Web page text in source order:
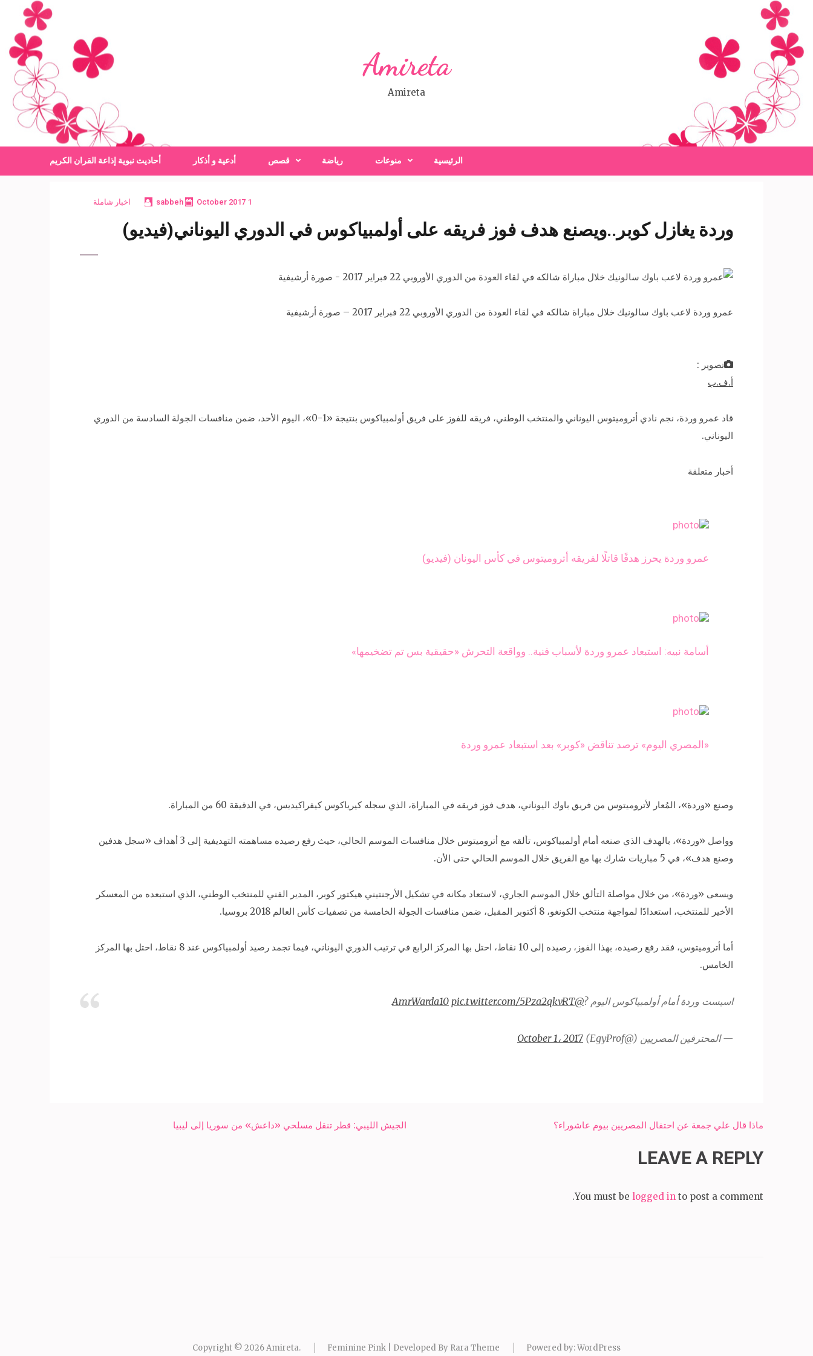
content
(Press
Enter)
Amireta
Amireta
الرئيسية منوعات رياضة قصص أدعية و أذكار أحاديث نبوية إذاعة القران الكريم
1 October 2017
sabbeh اخبار شاملة
وردة يغازل كوبر..ويصنع هدف فوز فريقه على أولمبياكوس في الدوري اليوناني(فيديو)
عمرو وردة لاعب باوك سالونيك خلال مباراة شالكه في لقاء العودة من الدوري الأوروبي 22 فبراير 2017 – صورة أرشيفية
تصوير :
أ.ف.ب
قاد عمرو وردة، نجم نادي أتروميتوس اليوناني والمنتخب الوطني، فريقه للفوز على فريق أولمبياكوس بنتيجة «1-0»، اليوم الأحد، ضمن منافسات الجولة السادسة من الدوري
اليوناني.
أخبار متعلقة
عمرو وردة يحرز هدفًا قاتلًا لفريقه أتروميتوس في كأس اليونان (فيديو)
أسامة نبيه: استبعاد عمرو وردة لأسباب فنية.. وواقعة التحرش «حقيقية بس تم تضخيمها»
«المصري اليوم» ترصد تناقض «كوبر» بعد استبعاد عمرو وردة
وصنع «وردة»، المُعار لأتروميتوس من فريق باوك اليوناني، هدف فوز فريقه في المباراة، الذي سجله كيرياكوس كيفراكيديس، في الدقيقة 60 من المباراة.
وواصل «وردة»، بالهدف الذي صنعه أمام أولمبياكوس، تألقه مع أتروميتوس خلال منافسات الموسم الحالي، حيث رفع رصيده مساهمته التهديفية إلى 3 أهداف «سجل هدفين
وصنع هدف»، في 5 مباريات شارك بها مع الفريق خلال الموسم الحالي حتى الأن.
ويسعى «وردة»، من خلال مواصلة التألق خلال الموسم الجاري، لاستعاد مكانه في تشكيل الأرجنتيني هيكتور كوبر، المدير الفني للمنتخب الوطني، الذي استبعده من المعسكر
الأخير للمنتخب، استعدادًا لمواجهة منتخب الكونغو، 8 أكتوبر المقبل، ضمن منافسات الجولة الخامسة من تصفيات كأس العالم 2018 بروسيا.
أما أتروميتوس، فقد رفع رصيده، بهذا الفوز، رصيده إلى 10 نقاط، احتل بها المركز الرابع في ترتيب الدوري اليوناني، فيما تجمد رصيد أولمبياكوس عند 8 نقاط، احتل بها المركز
الخامس.
اسيست وردة أمام أولمبياكوس اليوم ?@AmrWarda10
pic.twitter.com/5Pza2qkvRT
— المحترفين المصريين (@EgyProf) October 1، 2017
Post
الجيش الليبي: قطر تنقل مسلحي «داعش» من سوريا إلى ليبيا ماذا قال علي جمعة عن احتفال المصريين بيوم عاشوراء؟
LEAVE A REPLY
You must be logged in to post a comment.
Copyright © 2026Amireta. Feminine Pink | Developed By Rara Theme Powered by:WordPress